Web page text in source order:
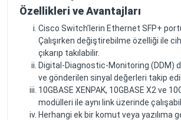
Özellikleri ve Avantajları
Cisco Switch’lerin Ethernet SFP+
Çalışırken değiştirebilme özelliği ile
çıkarıp takılabilir.
Digital-Diagnostic-Monitoring (DDM)
ve gönderilen sinyal değerleri takip
10GBASE XENPAK, 10GBASE X2 ve
modülleri ile aynı link üzerinde
Herhangi ek bir komut veya yazılıma